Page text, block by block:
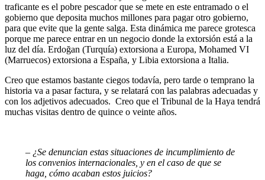
traficante es el pobre pescador que se mete en este entramado o el
gobierno que deposita muchos millones para pagar otro gobierno,
para que evite que la gente salga. Esta dinámica me parece grotesca
porque me parece entrar en un negocio donde la extorsión está a la
luz del día. Erdoğan (Turquía) extorsiona a Europa, Mohamed VI
(Marruecos) extorsiona a España, y Libia extorsiona a Italia.
Creo que estamos bastante ciegos todavía, pero tarde o temprano la
historia va a pasar factura, y se relatará con las palabras adecuadas y
con los adjetivos adecuados. Creo que el Tribunal de la Haya tendrá
muchas visitas dentro de quince o veinte años.
– ¿Se denuncian estas situaciones de incumplimiento de
los convenios internacionales, y en el caso de que se
haga, cómo acaban estos juicios?